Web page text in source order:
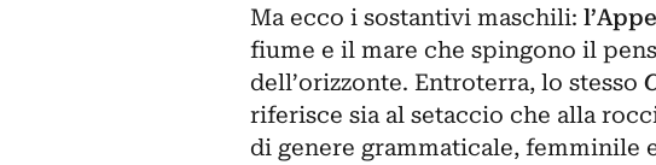
Ma ecco i sostantivi maschili:
fiume e il mare che spingono il
dell’orizzonte. Entroterra, lo stesso
riferisce sia al setaccio che alla
di genere grammaticale, femminile